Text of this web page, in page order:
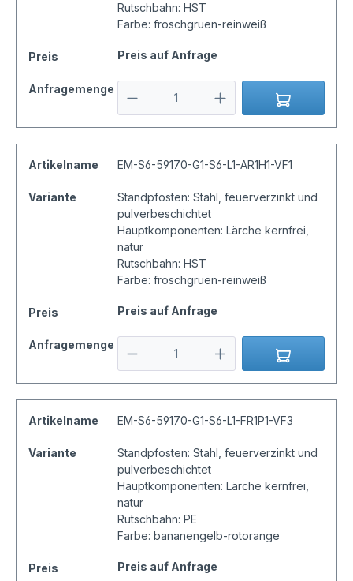
Rutschbahn: HST
Farbe: froschgruen-reinweiß
Preis Preis auf Anfrage
Anfragemenge
Artikelname EM-S6-59170-G1-S6-L1-AR1H1-VF1
Variante
Standpfosten: Stahl, feuerverzinkt und
pulverbeschichtet
Hauptkomponenten: Lärche kernfrei,
natur
Rutschbahn: HST
Farbe: froschgruen-reinweiß
Preis Preis auf Anfrage
Anfragemenge
Artikelname EM-S6-59170-G1-S6-L1-FR1P1-VF3
Variante
Standpfosten: Stahl, feuerverzinkt und
pulverbeschichtet
Hauptkomponenten: Lärche kernfrei,
natur
Rutschbahn: PE
Farbe: bananengelb-rotorange
Preis Preis auf Anfrage